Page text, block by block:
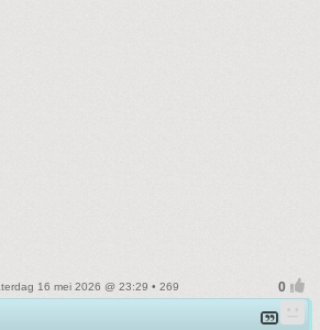
16 mei 2026 @ 23:29 • 269